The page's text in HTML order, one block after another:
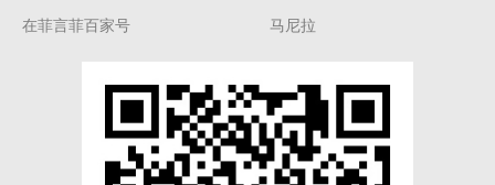
在菲言菲百家号 马尼拉